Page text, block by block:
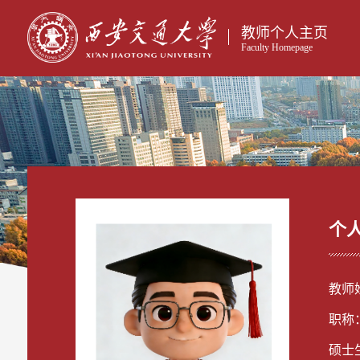
教师个人主页
Faculty Homepage
个
教师
职称
硕士